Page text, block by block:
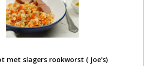
met slagers rookworst ( Joe's)